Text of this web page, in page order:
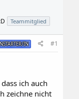
Teammitglied
IN #1
ich auch
zeichne nicht